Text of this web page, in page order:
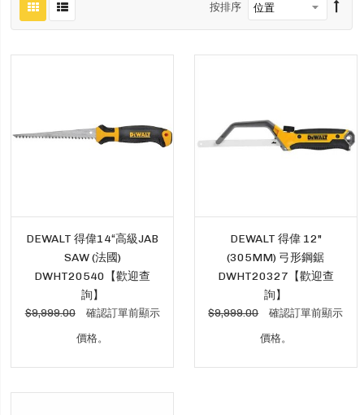
按排序
DEWALT 得偉14“高級JAB
SAW (法國)
DWHT20540【歡迎查
詢】
$9,999.00 確認訂單前顯示
價格。
DEWALT 得偉 12"
(305MM) 弓形鋼鋸
DWHT20327【歡迎查
詢】
$9,999.00 確認訂單前顯示
價格。